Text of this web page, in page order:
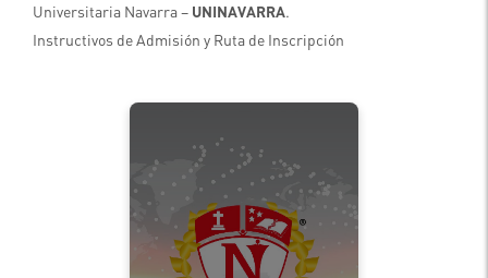
Universitaria Navarra – UNINAVARRA.
Instructivos de Admisión y Ruta de Inscripción